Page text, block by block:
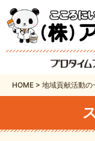
HOME > 地域貢献活動の